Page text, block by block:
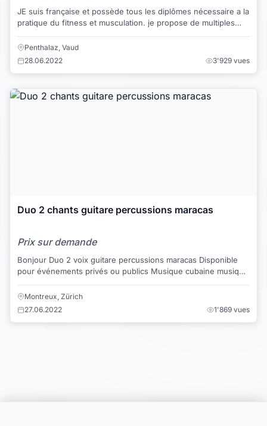
JE suis française et possède tous les diplômes nécessaire a la
pratique du fitness et musculation. je propose de multiples
Penthalaz, Vaud
28.06.2022
3'929 vues
Duo 2 chants guitare percussions maracas
Prix sur demande
Bonjour Duo 2 voix guitare percussions maracas Disponible
pour événements privés ou publics Musique cubaine musique
Montreux, Zürich
27.06.2022
1'869 vues